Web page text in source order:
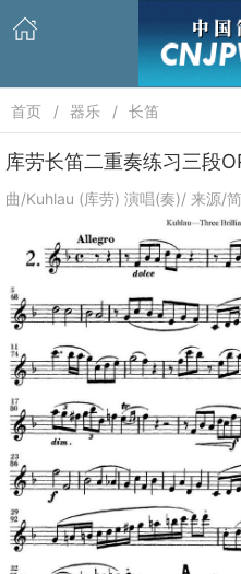
首页 器乐 长笛
库劳长笛二重奏练习三段
曲/Kuhlau (库劳) 演唱(奏)/ 来源/